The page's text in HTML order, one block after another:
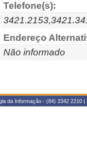
Telefone(s):
Endereço
Não informado
da Informação - (84) 3342